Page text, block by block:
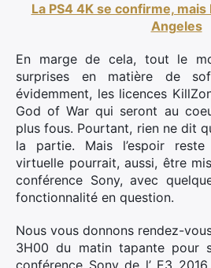
La PS4 4K se confirme, mais
Angeles
En marge de cela, tout le
surprises en matière de
évidemment, les licences
God of War qui seront au
plus fous. Pourtant, rien ne dit
la partie. Mais l’espoir
virtuelle pourrait, aussi, être
conférence Sony, avec
fonctionnalité en question.
Nous vous donnons rendez-
3H00 du matin tapante pour
conférence Sony de l’ E3